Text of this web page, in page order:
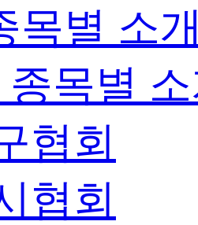
목별 소
종목별
협회
협회